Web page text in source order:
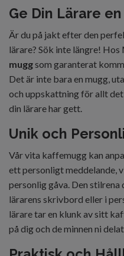
Ge Din Lärare
Är du på jakt efter den
lärare? Sök inte längre!
muggsom garanterat
Det är inte bara en mugg,
och uppskattning för allt
din lärare har gett.
Unik och
Vår vita kaffemugg kan
ett personligt meddelande,
personlig gåva. Den stilrena
lärarens skrivbord eller i
lärare tar en klunk av sitt
på dig och de minnen ni